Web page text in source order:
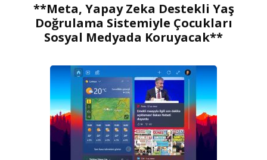
**Meta, Yapay Zeka Destekli Yaş
Doğrulama Sistemiyle Çocukları
Sosyal Medyada Koruyacak**